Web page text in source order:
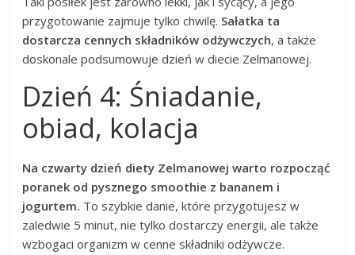
przygotowanie zajmuje tylko chwilę. Sałatka ta
dostarcza cennych składników odżywczych, a także
doskonale podsumowuje dzień w diecie Zelmanowej.
Dzień 4: Śniadanie,
obiad, kolacja
Na czwarty dzień diety Zelmanowej warto rozpocząć
poranek od pysznego smoothie z bananem i
jogurtem. To szybkie danie, które przygotujesz w
zaledwie 5 minut, nie tylko dostarczy energii, ale także
wzbogaci organizm w cenne składniki odżywcze.